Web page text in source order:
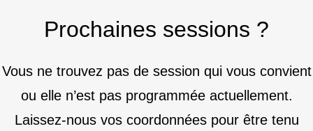
Prochaines sessions ?
Vous ne trouvez pas de session qui vous convient
ou elle n’est pas programmée actuellement.
Laissez-nous vos coordonnées pour être tenu